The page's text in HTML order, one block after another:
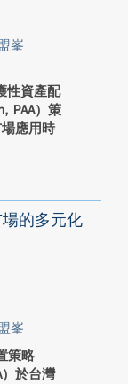
峯
性資產配
PAA）策
應用時
的多元化
峯
策略
）於台灣